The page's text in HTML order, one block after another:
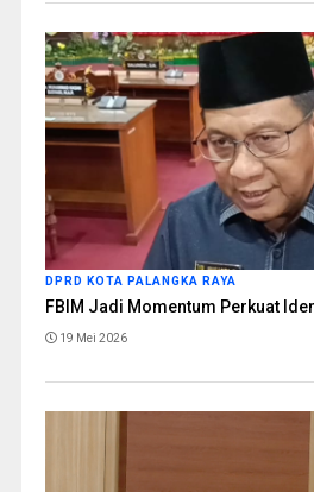
DPRD KOTA PALANGKA RAYA
FBIM Jadi Momentum Perkuat
19 Mei 2026